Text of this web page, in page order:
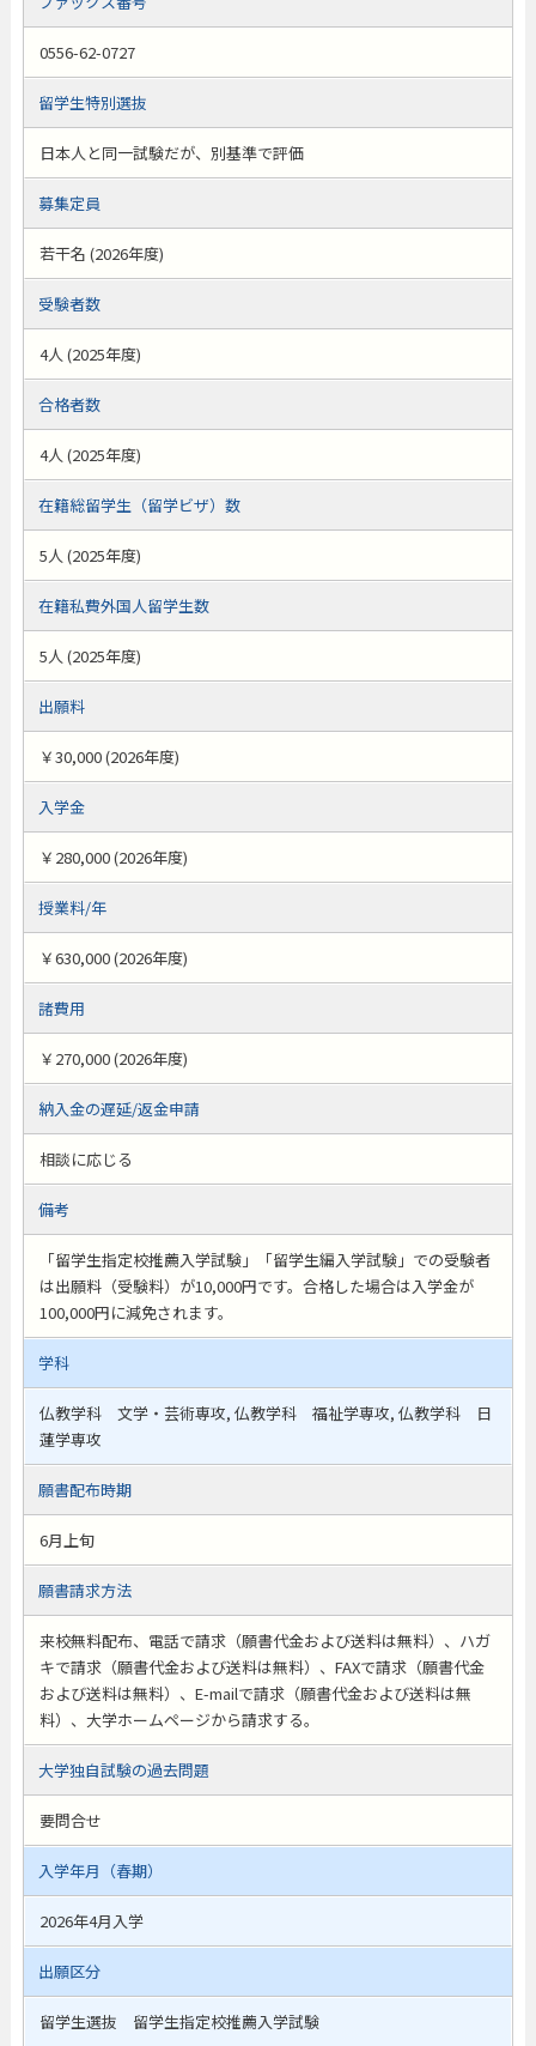
0556-62-0727
留学生特別選抜
日本人と同一試験だが、別基準で評価
募集定員
若干名 (2026年度)
受験者数
4人 (2025年度)
合格者数
4人 (2025年度)
在籍総留学生（留学ビザ）数
5人 (2025年度)
在籍私費外国人留学生数
5人 (2025年度)
出願料
￥30,000 (2026年度)
入学金
￥280,000 (2026年度)
授業料/年
￥630,000 (2026年度)
諸費用
￥270,000 (2026年度)
納入金の遅延/返金申請
相談に応じる
備考
「留学生指定校推薦入学試験」「留学生編入学試験」での受験者
は出願料（受験料）が10,000円です。合格した場合は入学金が
100,000円に減免されます。
学科
仏教学科 文学・芸術専攻, 仏教学科 福祉学専攻, 仏教学科 日
蓮学専攻
願書配布時期
6月上旬
願書請求方法
来校無料配布、電話で請求（願書代金および送料は無料）、ハガ
キで請求（願書代金および送料は無料）、FAXで請求（願書代金
および送料は無料）、E-mailで請求（願書代金および送料は無
料）、大学ホームページから請求する。
大学独自試験の過去問題
要問合せ
入学年月（春期）
2026年4月入学
出願区分
留学生選抜 留学生指定校推薦入学試験